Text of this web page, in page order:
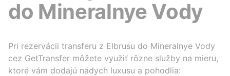
do Mineralnye Vody
Pri rezervácii transferu z Elbrusu do Mineralnye Vody
cez GetTransfer môžete využiť rôzne služby na mieru,
ktoré vám dodajú nádych luxusu a pohodlia: